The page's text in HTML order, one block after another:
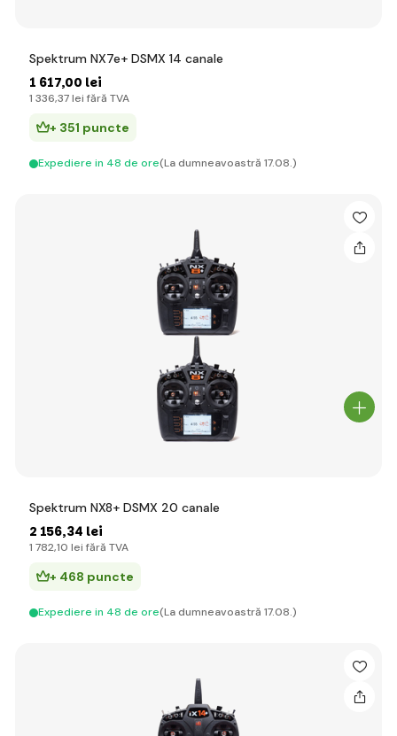
Spektrum NX7e+ DSMX 14 canale
1 617,00 lei
1 336,37 lei fără TVA
+ 351 puncte
Expediere in 48 de ore(La dumneavoastră 17.08.)
Spektrum NX8+ DSMX 20 canale
2 156,34 lei
1 782,10 lei fără TVA
+ 468 puncte
Expediere in 48 de ore(La dumneavoastră 17.08.)